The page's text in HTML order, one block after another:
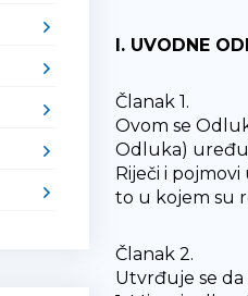
I. UVODNE
Članak 1.
Ovom se
Odluka)
Riječi i
to u kojem su
Članak 2.
Utvrđuje se da